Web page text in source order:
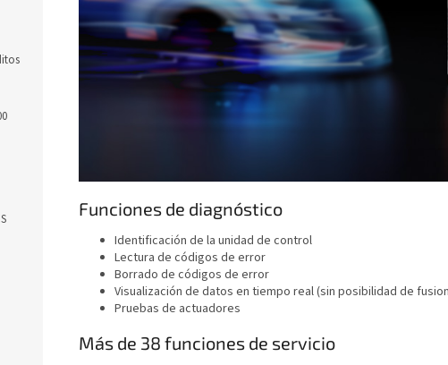
Funciones de diagnóstico
Identificación de la unidad de control
Lectura de códigos de error
Borrado de códigos de error
Visualización de datos en tiempo real (sin posibilidad de
Pruebas de actuadores
Más de 38 funciones de servicio